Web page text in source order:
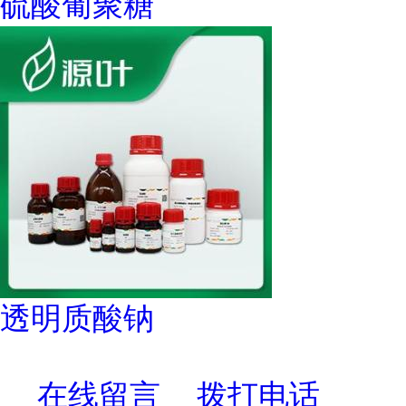
透明质酸钠
在线留言 拨打电话